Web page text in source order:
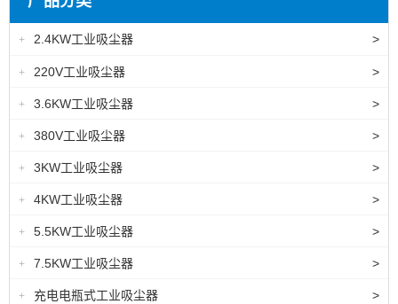
+ 2.4KW工业吸尘器 >
+ 220V工业吸尘器 >
+ 3.6KW工业吸尘器 >
+ 380V工业吸尘器 >
+ 3KW工业吸尘器 >
+ 4KW工业吸尘器 >
+ 5.5KW工业吸尘器 >
+ 7.5KW工业吸尘器 >
+ 充电电瓶式工业吸尘器 >